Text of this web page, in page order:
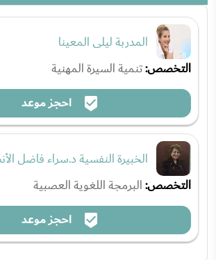
المدربة ليلى المعينا
التخصص:تنمية السيرة المهنية
احجز موعد
الخبيرة النفسية د.سراء فاضل
التخصص:البرمجة اللغوية العصبية
احجز موعد